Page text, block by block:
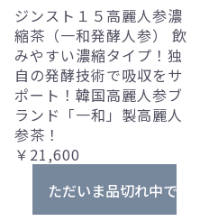
ジンスト１５高麗人参濃
縮茶（一和発酵人参） 飲
みやすい濃縮タイプ！独
自の発酵技術で吸収をサ
ポート！韓国高麗人参ブ
ランド「一和」製高麗人
参茶！
￥21,600
ただいま品切れ中です。